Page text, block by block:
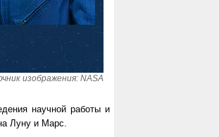
изображения: NASA
научной работы и
Луну и Марс.